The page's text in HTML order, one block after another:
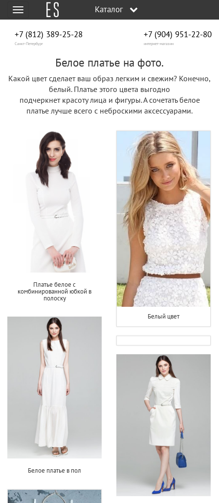
Меню Каталог
+7 (812) 389-25-28
Санкт-Петербург
+7 (904) 951‑22‑80
интернет-магазин
Белое платье на фото.
Какой цвет сделает ваш образ легким и свежим? Конечно,
белый. Платье этого цвета выгодно
подчеркнет красоту лица и фигуры. А сочетать белое
платье лучше всего с неброскими аксессуарами.
Платье белое с
комбинированной юбкой в
полоску
Белый цвет
Белое платье в пол